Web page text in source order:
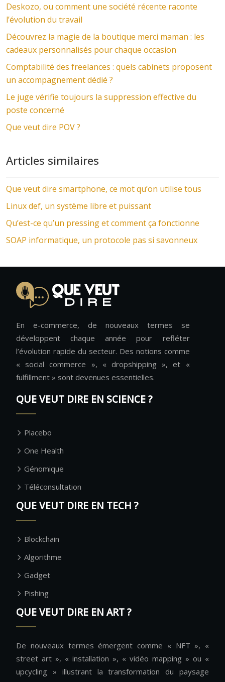
Deskozo, ou comment une société récente raconte
l’évolution du travail
Découvrez la magie de la boutique merci maman : les
cadeaux personnalisés pour chaque occasion
Comptabilité des freelances : quels cabinets proposent
un accompagnement dédié ?
Le juge vérifie toujours la suppression effective du
poste concerné
Que veut dire POV ?
Articles similaires
Que veut dire smartphone, ce mot qu’on utilise tous
Linux def, un système libre et puissant
Qu’est-ce qu’un pressing et comment ça fonctionne
SOAP informatique, un protocole pas si savonneux
En e-commerce, de nouveaux termes se
développent chaque année pour refléter
l’évolution rapide du secteur. Des notions comme
« social commerce », « dropshipping », et «
fulfillment » sont devenues essentielles.
QUE VEUT DIRE EN SCIENCE ?
Placebo
One Health
Génomique
Téléconsultation
QUE VEUT DIRE EN TECH ?
Blockchain
Algorithme
Gadget
Pishing
QUE VEUT DIRE EN ART ?
De nouveaux termes émergent comme « NFT », «
street art », « installation », « vidéo mapping » ou «
upcycling » illustrant la transformation du paysage